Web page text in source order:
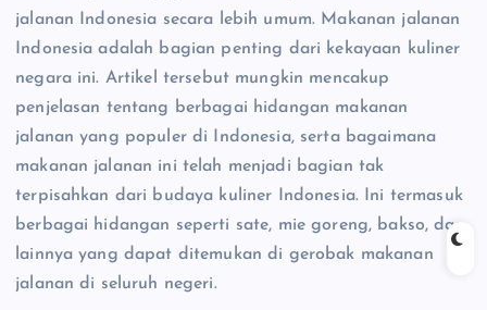
jalanan Indonesia secara lebih umum. Makanan jalanan
Indonesia adalah bagian penting dari kekayaan kuliner
negara ini. Artikel tersebut mungkin mencakup
penjelasan tentang berbagai hidangan makanan
jalanan yang populer di Indonesia, serta bagaimana
makanan jalanan ini telah menjadi bagian tak
terpisahkan dari budaya kuliner Indonesia. Ini termasuk
berbagai hidangan seperti sate, mie goreng, bakso, dan
lainnya yang dapat ditemukan di gerobak makanan
jalanan di seluruh negeri.